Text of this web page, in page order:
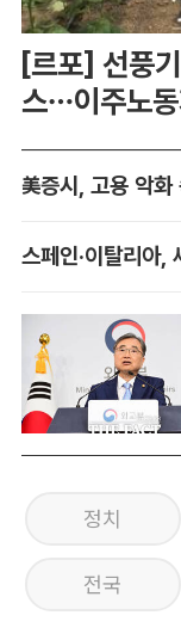
[르포] 선풍
스…이주노
스페인·이탈리아,
정치
전국